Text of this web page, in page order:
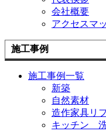
会社概要
アクセスマ
施工事例
施工事例一覧
新築
自然素材
造作家具リ
キッチン